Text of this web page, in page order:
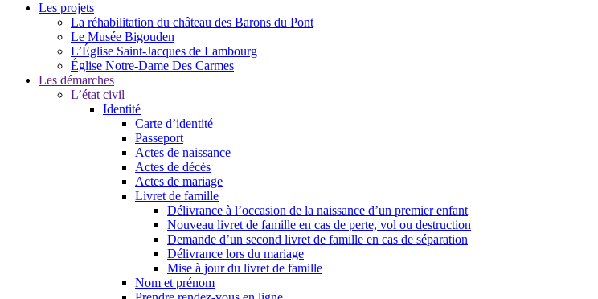
Les projets
La réhabilitation du château des Barons du Pont
Le Musée Bigouden
L’Église Saint-Jacques de Lambourg
Église Notre-Dame Des Carmes
Les démarches
L’état civil
Identité
Carte d’identité
Passeport
Actes de naissance
Actes de décès
Actes de mariage
Livret de famille
Délivrance à l’occasion de la naissance d’un premier enfant
Nouveau livret de famille en cas de perte, vol ou destruction
Demande d’un second livret de famille en cas de séparation
Délivrance lors du mariage
Mise à jour du livret de famille
Nom et prénom